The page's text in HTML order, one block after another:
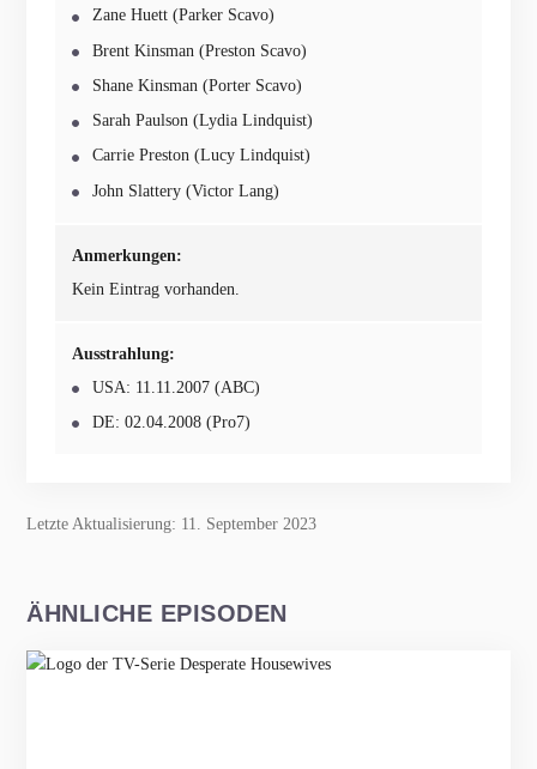
Zane Huett (Parker Scavo)
Brent Kinsman (Preston Scavo)
Shane Kinsman (Porter Scavo)
Sarah Paulson (Lydia Lindquist)
Carrie Preston (Lucy Lindquist)
John Slattery (Victor Lang)
Anmerkungen:
Kein Eintrag vorhanden.
Ausstrahlung:
USA: 11.11.2007 (ABC)
DE: 02.04.2008 (Pro7)
Letzte Aktualisierung: 11. September 2023
ÄHNLICHE EPISODEN